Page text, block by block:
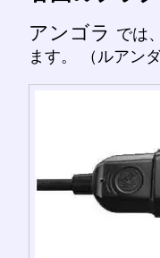
アンゴラ では
ます。 （ルアン